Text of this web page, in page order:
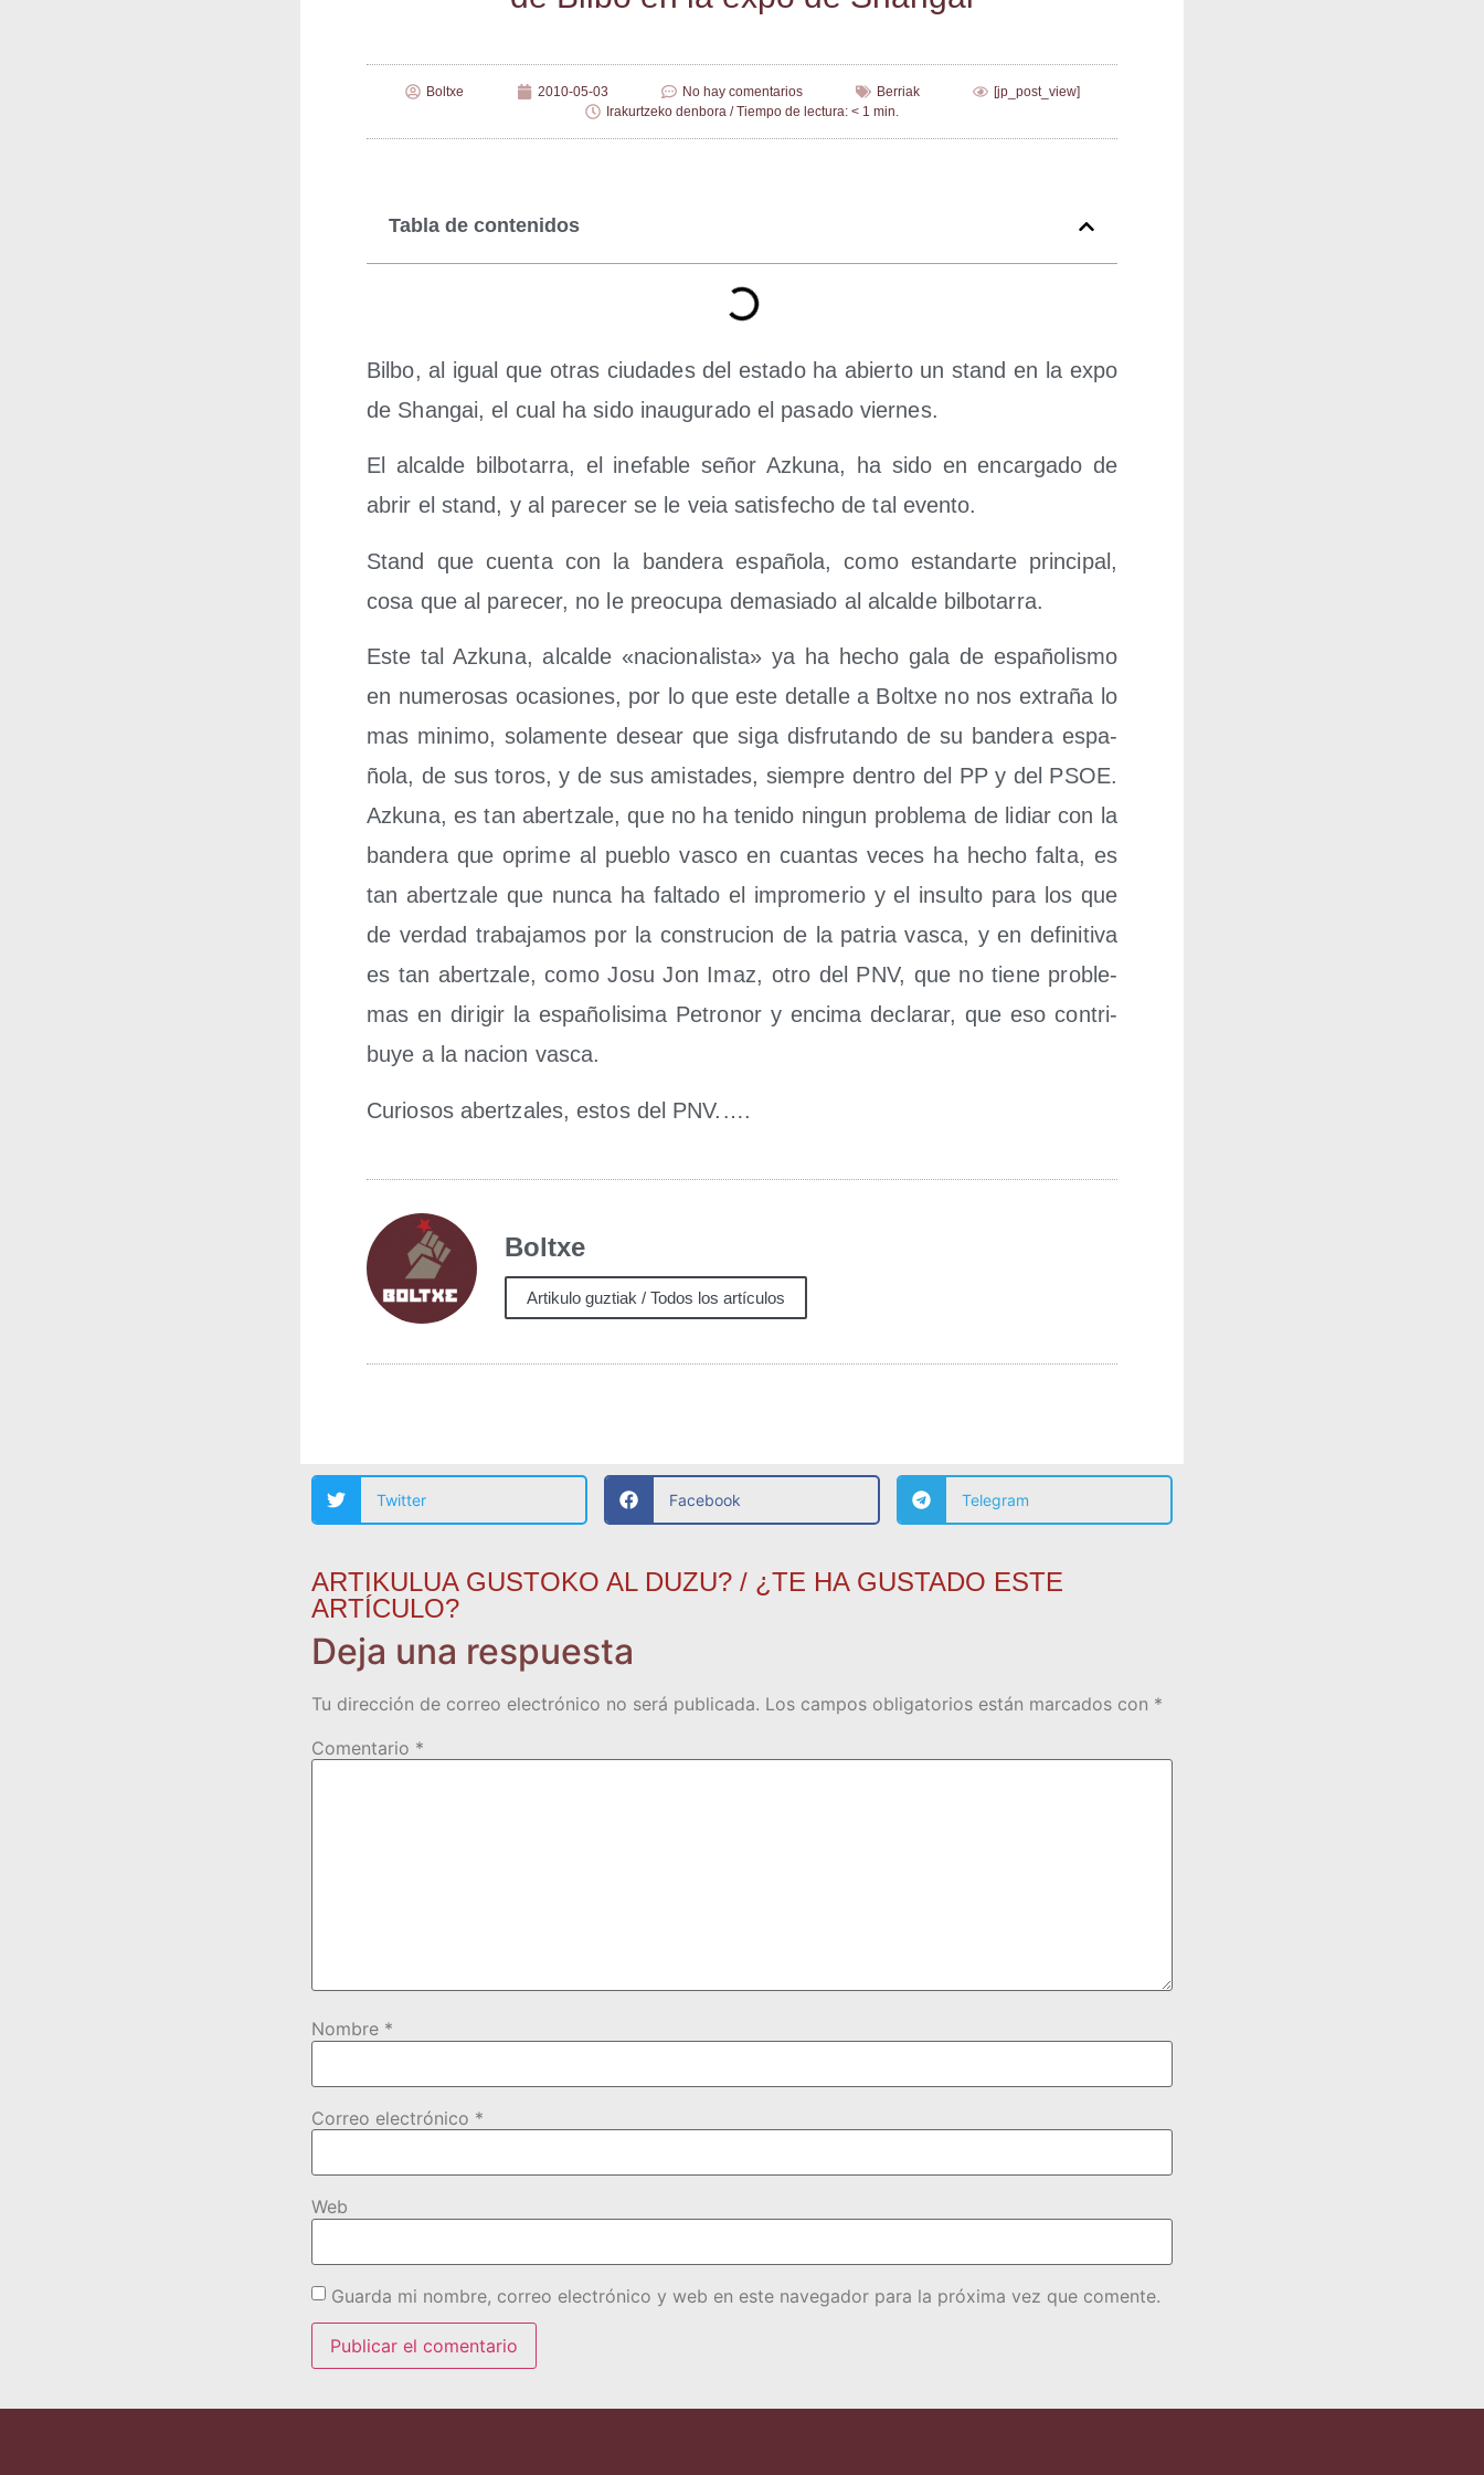
Boltxe 2010-05-03 No hay comentarios Berriak
[jp_post_view]
Irakurtzeko denbora / Tiempo de lectura: < 1 min.
Tabla de contenidos
Bil­bo, al igual que otras ciu­da­des del esta­do ha abier­to un stand en la expo
de Shan­gai, el cual ha sido inau­gu­ra­do el pasa­do viernes.
El alcal­de bil­bo­ta­rra, el inefa­ble señor Azku­na, ha sido en encar­ga­do de
abrir el stand, y al pare­cer se le veia satis­fe­cho de tal evento.
Stand que cuen­ta con la ban­de­ra espa­ño­la, como estan­dar­te prin­ci­pal,
cosa que al pare­cer, no le preo­cu­pa dema­sia­do al alcal­de bilbotarra.
Este tal Azku­na, alcal­de «nacio­na­lis­ta» ya ha hecho gala de espa­ño­lis­mo
en nume­ro­sas oca­sio­nes, por lo que este deta­lle a Boltxe no nos extra­ña lo
mas mini­mo, sola­men­te desear que siga dis­fru­tan­do de su ban­de­ra espa­
ño­la, de sus toros, y de sus amis­ta­des, siem­pre den­tro del PP y del PSOE.
Azku­na, es tan aber­tza­le, que no ha teni­do nin­gun pro­ble­ma de lidiar con la
ban­de­ra que opri­me al pue­blo vas­co en cuan­tas veces ha hecho fal­ta, es
tan aber­tza­le que nun­ca ha fal­ta­do el impro­me­rio y el insul­to para los que
de ver­dad tra­ba­ja­mos por la cons­tru­cion de la patria vas­ca, y en defi­ni­ti­va
es tan aber­tza­le, como Josu Jon Imaz, otro del PNV, que no tie­ne pro­ble­
mas en diri­gir la espa­ño­li­si­ma Petro­nor y enci­ma decla­rar, que eso con­tri­
bu­ye a la nacion vasca.
Curio­sos aber­tza­les, estos del PNV.….
Boltxe
Artikulo guztiak / Todos los artículos
Twitter Facebook Telegram
ARTIKULUA GUSTOKO AL DUZU? / ¿TE HA GUSTADO ESTE
ARTÍCULO?
Deja una respuesta
Tu dirección de correo electrónico no será publicada. Los campos obligatorios están marcados con *
Comentario *
Nombre *
Correo electrónico *
Web
Guarda mi nombre, correo electrónico y web en este navegador para la próxima vez que comente.